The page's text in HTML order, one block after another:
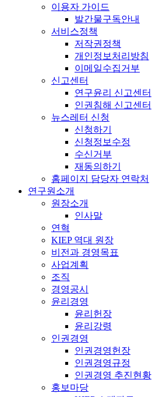
이용자 가이드
발간물구독안내
서비스정책
저작권정책
개인정보처리방침
이메일수집거부
신고센터
연구윤리 신고센터
인권침해 신고센터
뉴스레터 신청
신청하기
신청정보수정
수신거부
재동의하기
홈페이지 담당자 연락처
연구원소개
원장소개
인사말
연혁
KIEP 역대 원장
비전과 경영목표
사업계획
조직
경영공시
윤리경영
윤리헌장
윤리강령
인권경영
인권경영헌장
인권경영규정
인권경영 추진현황
홍보마당